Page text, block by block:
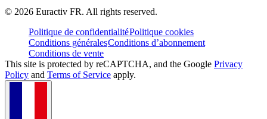
© 2026 Euractiv FR. All rights reserved.
Politique de confidentialitéPolitique cookies
Conditions généralesConditions d’abonnement
Conditions de vente
This site is protected by reCAPTCHA, and the Google Privacy
Policy and Terms of Service apply.